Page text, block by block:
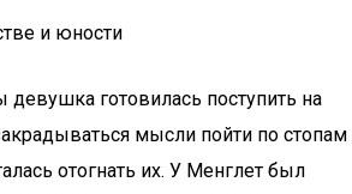
и юности
готовилась поступить на
мысли пойти по стопам
отогнать их. У Менглет был